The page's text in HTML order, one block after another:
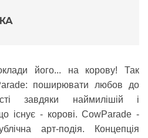
його... на корову! Так
: поширювати любов до
завдяки наймилішій і
існує - корові. CowParade -
арт-подія. Концепція